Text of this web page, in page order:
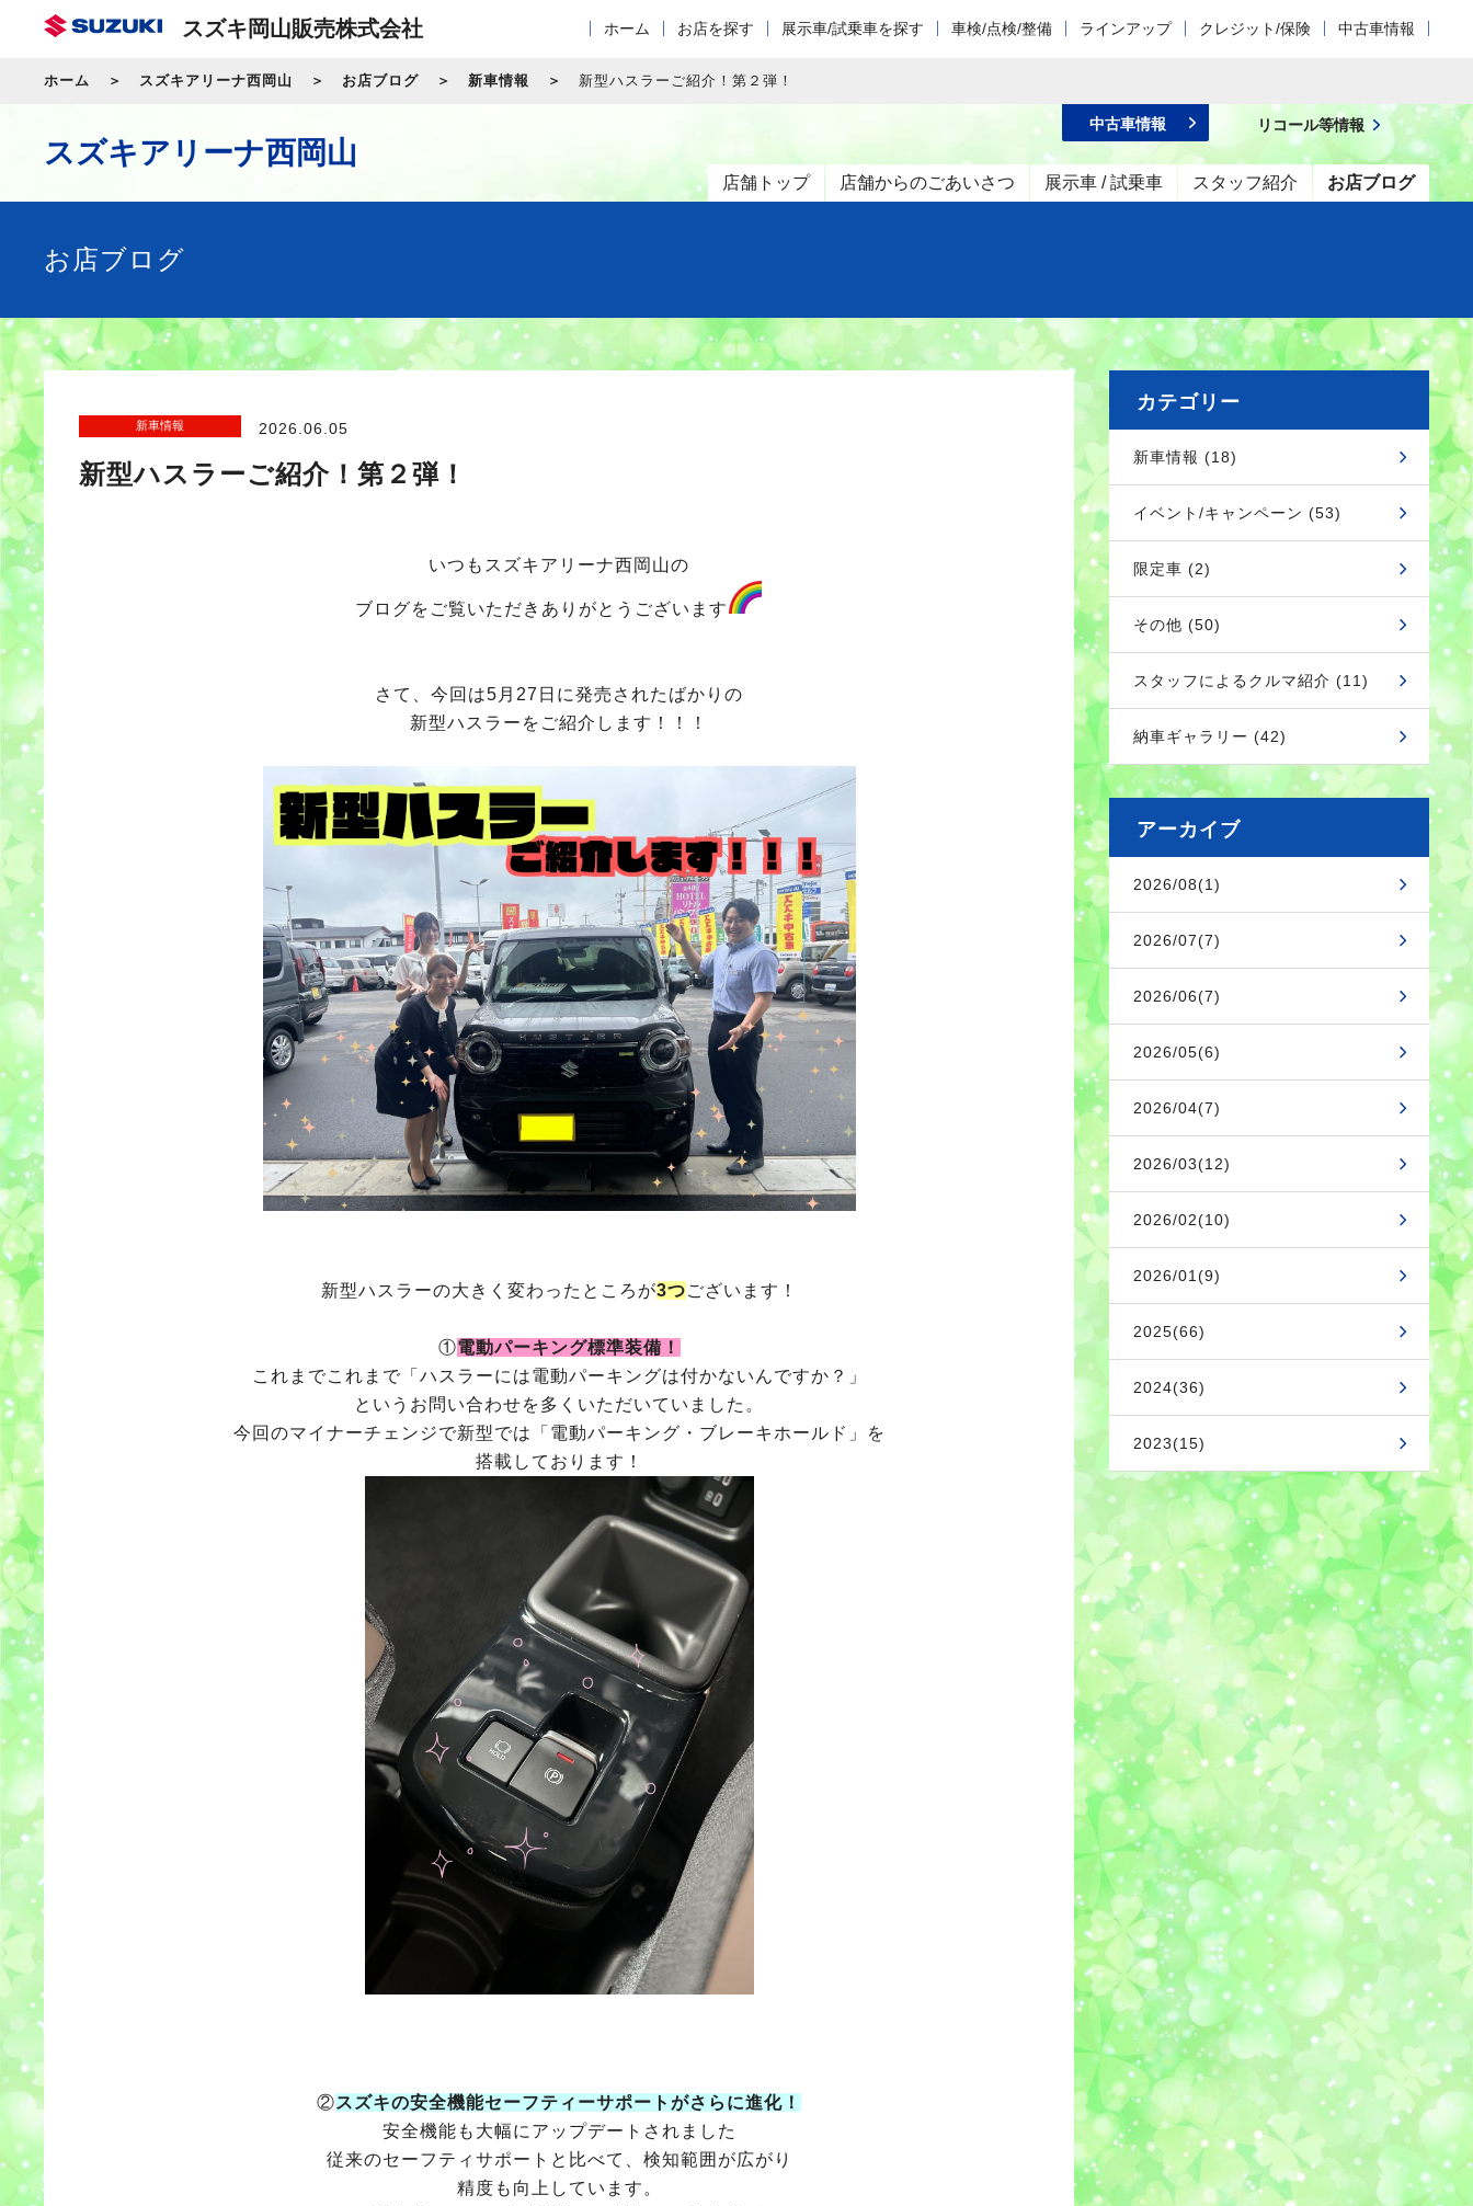
スズキ岡山販売株式会社 ホーム お店を探す 展示車/試乗車を探す 車検/点検/整備 ラインアップ クレジット/保険 中古車情報
ホーム スズキアリーナ西岡山 お店ブログ 新車情報 新型ハスラーご紹介！第２弾！
スズキアリーナ西岡山
店舗トップ 店舗からのごあいさつ 展示車 / 試乗車 スタッフ紹介 お店ブログ
中古車情報 リコール等情報
お店ブログ
新車情報 2026.06.05
新型ハスラーご紹介！第２弾！
いつもスズキアリーナ西岡山の
ブログをご覧いただきありがとうございます
さて、今回は5月27日に発売されたばかりの
新型ハスラーをご紹介します！！！
新型ハスラーの大きく変わったところが3つございます！
①電動パーキング標準装備！
これまでこれまで「ハスラーには電動パーキングは付かないんですか？」
というお問い合わせを多くいただいていました。
今回のマイナーチェンジで新型では「電動パーキング・ブレーキホールド」を
搭載しております！
②スズキの安全機能セーフティーサポートがさらに進化！
安全機能も大幅にアップデートされました
従来のセーフティサポートと比べて、検知範囲が広がり
精度も向上しています。
カテゴリー
新車情報 (18)
イベント/キャンペーン (53)
限定車 (2)
その他 (50)
スタッフによるクルマ紹介 (11)
納車ギャラリー (42)
アーカイブ
2026/08(1)
2026/07(7)
2026/06(7)
2026/05(6)
2026/04(7)
2026/03(12)
2026/02(10)
2026/01(9)
2025(66)
2024(36)
2023(15)